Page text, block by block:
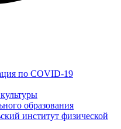
по COVID-19
образования
институт физической